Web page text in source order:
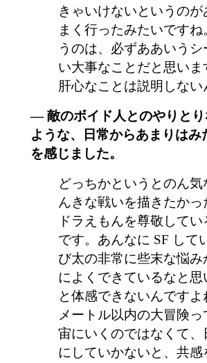
きゃいけないというの
まく行ったみたいです
うのは、必ずああいう
い大事なことだと思い
肝心なことは説明しな
― 敵のボイド人とのやりと
ような、日常からあまりは
を感じました。
どっちかというとのん
んきな戦いを描きたか
ドラえもんを尊敬して
です。あんなに SF して
び太の非常に些末な悩
によくできているなと
と体感できないんです
メートル以内の大冒険
宙にいくのではなくて
にしていかないと、共